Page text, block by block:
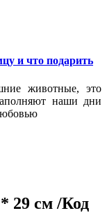
и что подарить
животные, это
наши дни
29 см /Код